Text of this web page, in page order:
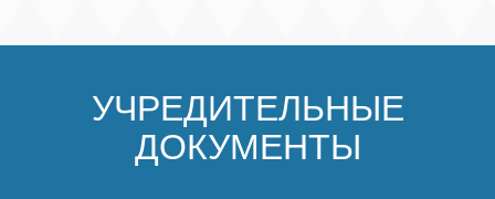
УЧРЕДИТЕЛЬНЫЕ
ДОКУМЕНТЫ